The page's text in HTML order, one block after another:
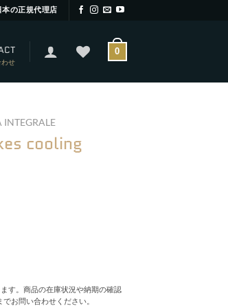
本の正規代理店
わせ
0
INTEGRALE
cooling
す。商品の在庫状況や納期の確認
でお問い合わせください。